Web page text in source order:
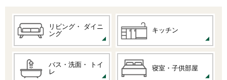
リビング・
ダイニ
ング
キッチン
バス・洗面・
トイ
レ
寝室・子供部屋